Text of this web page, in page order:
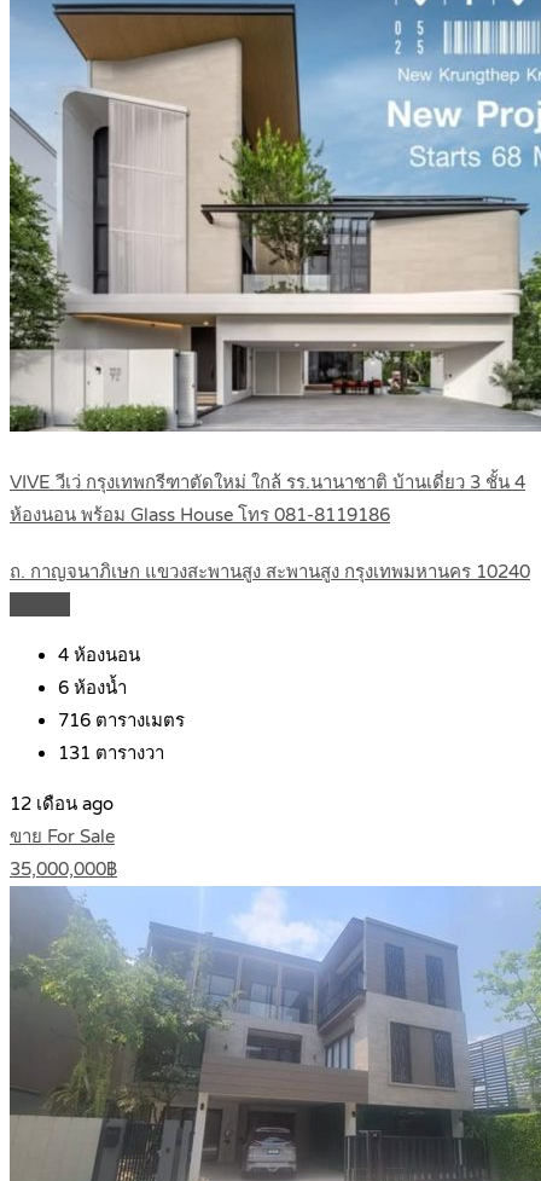
VIVE วีเว่ กรุงเทพกรีฑาตัดใหม่ ใกล้ รร.นานาชาติ บ้านเดี่ยว 3 ชั้น 4
ห้องนอน พร้อม Glass House โทร 081-8119186
ถ. กาญจนาภิเษก แขวงสะพานสูง สะพานสูง กรุงเทพมหานคร 10240
4 ห้องนอน
6 ห้องน้ำ
716 ตารางเมตร
131 ตารางวา
12 เดือน ago
ขาย For Sale
35,000,000฿